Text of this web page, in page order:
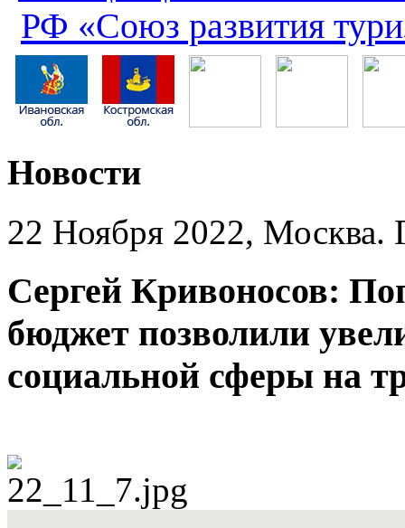
РФ «Союз развития
Новости
22 Ноября 2022, Москва.
Сергей Кривоносов:
бюджет позволили
социальной сферы на